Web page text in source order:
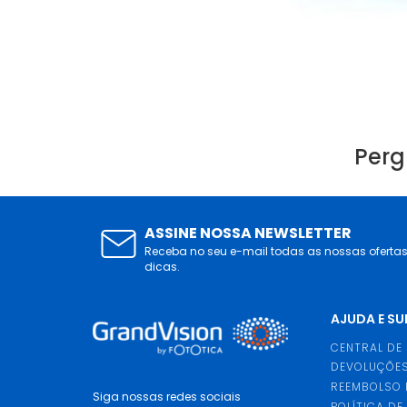
ASSINE NOSSA NEWSLETTER
Receba no seu e-mail todas as nossas
dicas.
Siga nossas redes sociais
AJUDA E
CENTRAL DE
REEMBOLSO